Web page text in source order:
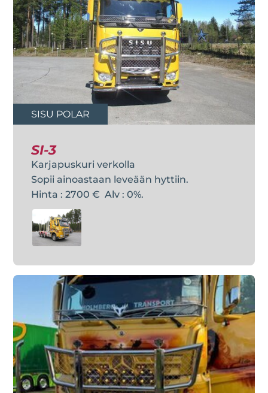
SISU POLAR
SI-3
Karjapuskuri verkolla
Sopii ainoastaan leveään hyttiin.
Hinta : 2700 € Alv : 0%.